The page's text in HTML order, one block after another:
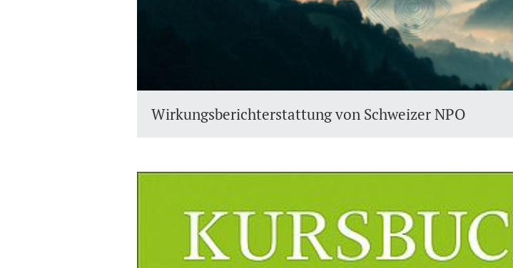
Wirkungsberichterstattung von Schweizer NPO